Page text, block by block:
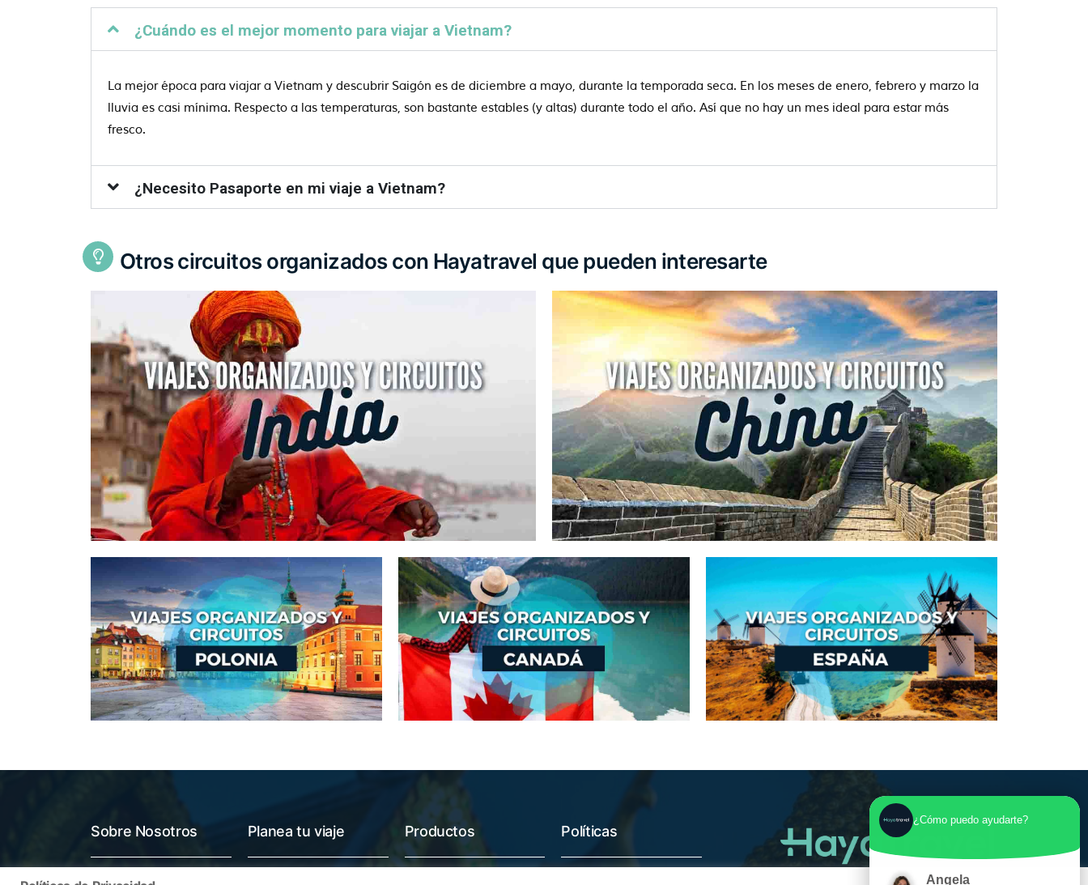
¿Cuándo es el mejor momento para viajar a Vietnam?
La mejor época para viajar a Vietnam y descubrir Saigón es de diciembre a mayo, durante la temporada seca. En los meses de enero, febrero y marzo la
lluvia es casi mínima. Respecto a las temperaturas, son bastante estables (y altas) durante todo el año. Así que no hay un mes ideal para estar más
fresco.
¿Necesito Pasaporte en mi viaje a Vietnam?
Otros circuitos organizados con Hayatravel que pueden interesarte
Sobre Nosotros Planea tu viaje Productos Políticas
¿Cómo puedo ayudarte?
Angela